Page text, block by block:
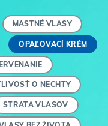
MASTNÉ VLASY
OPAĽOVACÍ KRÉM
O NECHTY
STRATA VLASOV